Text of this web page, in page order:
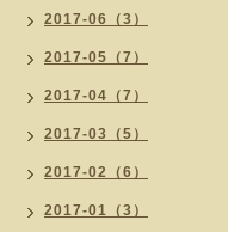
2017-06（3）
2017-05（7）
2017-04（7）
2017-03（5）
2017-02（6）
2017-01（3）